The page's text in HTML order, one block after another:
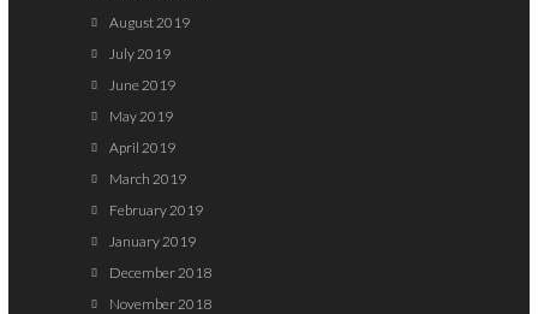
August 2019
July 2019
June 2019
May 2019
April 2019
March 2019
February 2019
January 2019
December 2018
November 2018